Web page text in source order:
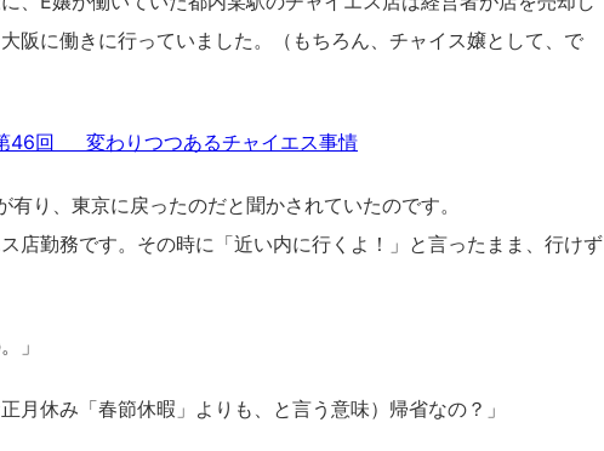
阪に働きに行っていました。（もちろん、チャイス嬢として、で
第46回 変わりつつあるチャイエス事情
り、東京に戻ったのだと聞かされていたのです。
店勤務です。その時に「近い内に行くよ！」と言ったまま、行けず
」
月休み「春節休暇」よりも、と言う意味）帰省なの？」